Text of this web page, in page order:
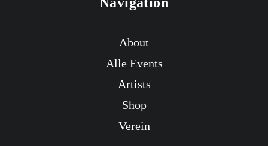
About
Alle Events
Artists
Shop
Verein